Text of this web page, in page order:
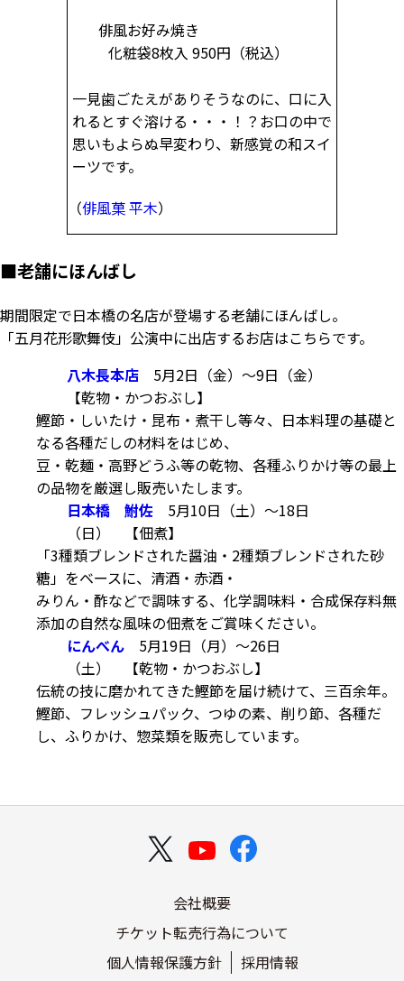
俳風お好み焼き
化粧袋8枚入 950円 （税込）
一見歯ごたえがありそうなのに、口に入
れるとすぐ溶ける・・・！？お口の中で
思いもよらぬ早変わり、新感覚の和スイ
ーツです。
（俳風菓 平木）
■老舗にほんばし
期間限定で日本橋の名店が登場する老舗にほんばし。
「五月花形歌舞伎」公演中に出店するお店はこちらです。
八木長本店 5月2日（金）～9日（金）
【乾物・かつおぶし】
鰹節・しいたけ・昆布・煮干し等々、日本料理の基礎と
なる各種だしの材料をはじめ、
豆・乾麺・高野どうふ等の乾物、各種ふりかけ等の最上
の品物を厳選し販売いたします。
日本橋 鮒佐 5月10日（土）～18日
（日） 【佃煮】
「3種類ブレンドされた醤油・2種類ブレンドされた砂
糖」をベースに、清酒・赤酒・
みりん・酢などで調味する、化学調味料・合成保存料無
添加の自然な風味の佃煮をご賞味ください。
にんべん 5月19日（月）～26日
（土） 【乾物・かつおぶし】
伝統の技に磨かれてきた鰹節を届け続けて、三百余年。
鰹節、フレッシュパック、つゆの素、削り節、各種だ
し、ふりかけ、惣菜類を販売しています。
会社概要
チケット転売行為について
個人情報保護方針
採用情報